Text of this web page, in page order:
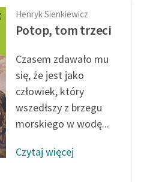
Henryk Sienkiewicz
Potop, tom trzeci
Czasem zdawało mu
się, że jest jako
człowiek, który
wszedłszy z brzegu
morskiego w wodę...
Czytaj więcej